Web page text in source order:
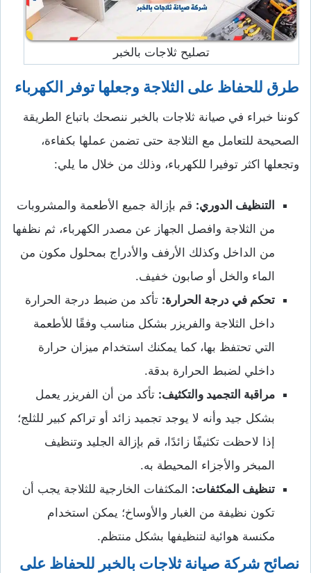
تصليح ثلاجات بالخبر
طرق للحفاظ على الثلاجة وجعلها توفر الكهرباء
كوننا خبراء في صيانة ثلاجات بالخبر ننصحك باتباع الطريقة
الصحيحة للتعامل مع الثلاجة حتى تضمن عملها بكفاءة،
وتجعلها اكثر توفيرا للكهرباء، وذلك من خلال ما يلي:
التنظيف الدوري: قم بإزالة جميع الأطعمة والمشروبات
من الثلاجة وافصل الجهاز عن مصدر الكهرباء، ثم نظفها
من الداخل وكذلك الأرفف والأدراج بمحلول مكون من
الماء والخل أو صابون خفيف.
تحكم في درجة الحرارة: تأكد من ضبط درجة الحرارة
داخل الثلاجة والفريزر بشكل مناسب وفقًا للأطعمة
التي تحتفظ بها، كما يمكنك استخدام ميزان حرارة
داخلي لضبط الحرارة بدقة.
مراقبة التجميد والتكثيف: تأكد من أن الفريزر يعمل
بشكل جيد وأنه لا يوجد تجميد زائد أو تراكم كبير للثلج؛
إذا لاحظت تكثيفًا زائدًا، قم بإزالة الجليد وتنظيف
المبخر والأجزاء المحيطة به.
تنظيف المكثفات: المكثفات الخارجية للثلاجة يجب أن
تكون نظيفة من الغبار والأوساخ؛ يمكن استخدام
مكنسة هوائية لتنظيفها بشكل منتظم.
نصائح شركة صيانة ثلاجات بالخبر للحفاظ على